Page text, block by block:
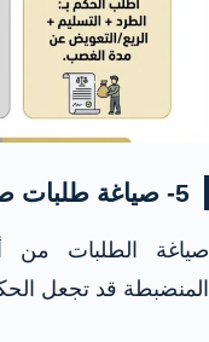
5- صياغة طلبات صحيفة دعوى الطرد للغصب
صياغة الطلبات من
المنضبطة قد تجعل